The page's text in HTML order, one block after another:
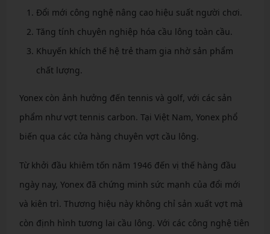
Đổi mới công nghệ nâng cao hiệu suất người chơi.
Tăng tính chuyên nghiệp hóa cầu lông toàn cầu.
Khuyến khích thế hệ trẻ tham gia nhờ sản phẩm
chất lượng.
Yonex còn ảnh hưởng đến tennis và golf, với các sản
phẩm như vợt tennis carbon. Tại Việt Nam, Yonex phổ
biến qua các cửa hàng chuyên vợt cầu lông.
Từ khởi đầu khiêm tốn năm 1946 đến vị thế hàng đầu
ngày nay, Yonex đã chứng minh sức mạnh của đổi mới
và kiên trì. Thương hiệu này không chỉ sản xuất vợt mà
còn định hình tương lai cầu lông. Với các công nghệ tiên